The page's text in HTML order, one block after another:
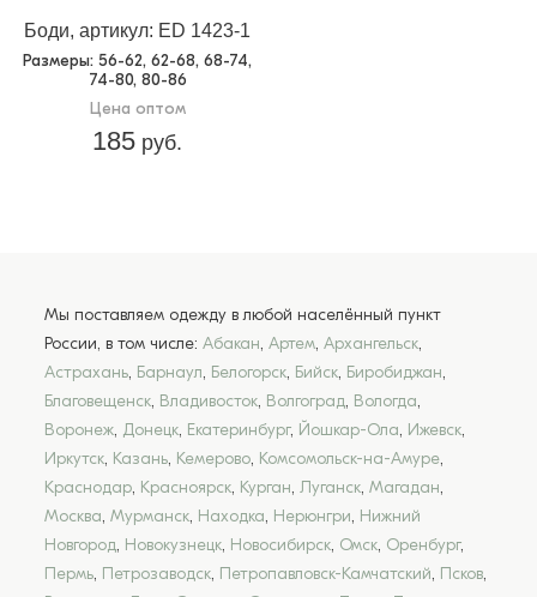
Боди, артикул: ED 1423-1
Размеры: 56-62, 62-68, 68-74,
74-80, 80-86
Цена оптом
185 руб.
Мы поставляем одежду в любой населённый пункт
России, в том числе: Абакан, Артем, Архангельск,
Астрахань, Барнаул, Белогорск, Бийск, Биробиджан,
Благовещенск, Владивосток, Волгоград, Вологда,
Воронеж, Донецк, Екатеринбург, Йошкар-Ола, Ижевск,
Иркутск, Казань, Кемерово, Комсомольск-на-Амуре,
Краснодар, Красноярск, Курган, Луганск, Магадан,
Москва, Мурманск, Находка, Нерюнгри, Нижний
Новгород, Новокузнецк, Новосибирск, Омск, Оренбург,
Пермь, Петрозаводск, Петропавловск-Камчатский, Псков,